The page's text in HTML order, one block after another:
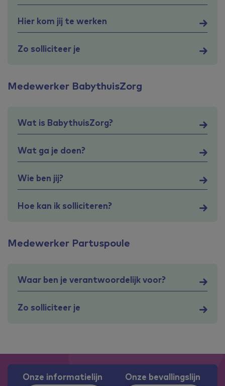
Hier kom jij te werken
Zo solliciteer je
Medewerker BabythuisZorg
Wat is BabythuisZorg?
Wat ga je doen?
Wie ben jij?
Hoe kan ik solliciteren?
Medewerker Partuspoule
Waar ben je verantwoordelijk voor?
Zo solliciteer je
Onze informatielijn Onze bevallingslijn